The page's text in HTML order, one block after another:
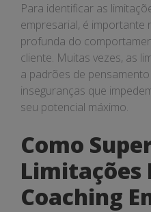
Para identificar as
empresarial, é importante
profunda do
cliente. Muitas vezes, as
a padrões de
inseguranças que
seu potencial máximo.
Como
Limitações
Coaching